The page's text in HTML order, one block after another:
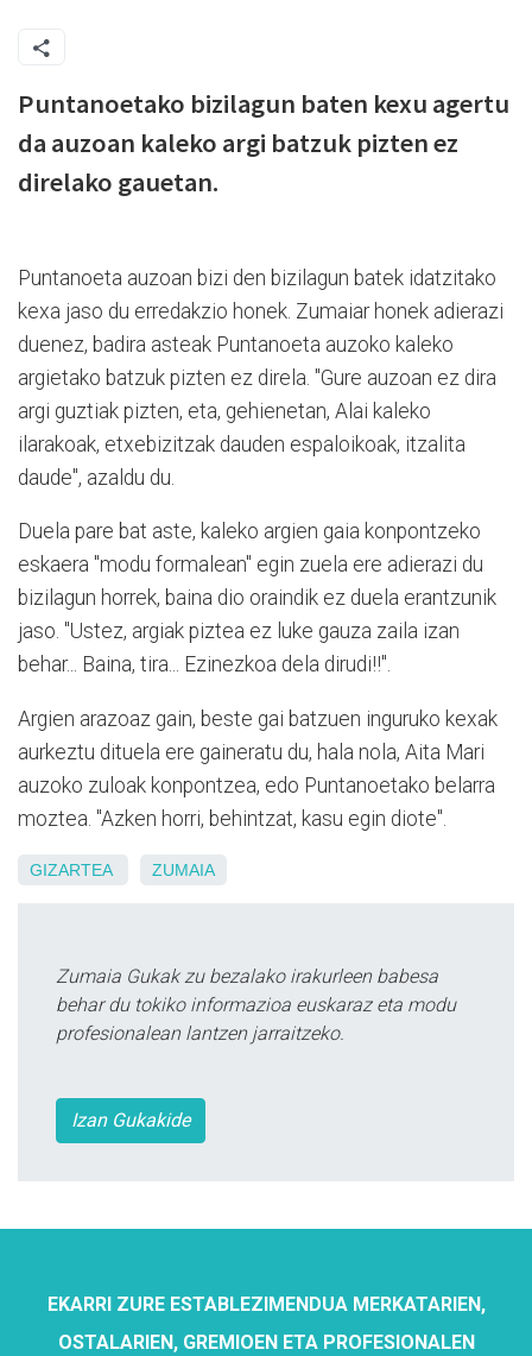
Puntanoetako bizilagun baten kexu agertu
da auzoan kaleko argi batzuk pizten ez
direlako gauetan.
Puntanoeta auzoan bizi den bizilagun batek idatzitako
kexa jaso du erredakzio honek. Zumaiar honek adierazi
duenez, badira asteak Puntanoeta auzoko kaleko
argietako batzuk pizten ez direla. "Gure auzoan ez dira
argi guztiak pizten, eta, gehienetan, Alai kaleko
ilarakoak, etxebizitzak dauden espaloikoak, itzalita
daude", azaldu du.
Duela pare bat aste, kaleko argien gaia konpontzeko
eskaera "modu formalean" egin zuela ere adierazi du
bizilagun horrek, baina dio oraindik ez duela erantzunik
jaso. "Ustez, argiak piztea ez luke gauza zaila izan
behar... Baina, tira... Ezinezkoa dela dirudi!!".
Argien arazoaz gain, beste gai batzuen inguruko kexak
aurkeztu dituela ere gaineratu du, hala nola, Aita Mari
auzoko zuloak konpontzea, edo Puntanoetako belarra
moztea. "Azken horri, behintzat, kasu egin diote".
GIZARTEA ZUMAIA
Zumaia Gukak zu bezalako irakurleen babesa
behar du tokiko informazioa euskaraz eta modu
profesionalean lantzen jarraitzeko.
Izan Gukakide
EKARRI ZURE ESTABLEZIMENDUA MERKATARIEN,
OSTALARIEN, GREMIOEN ETA PROFESIONALEN